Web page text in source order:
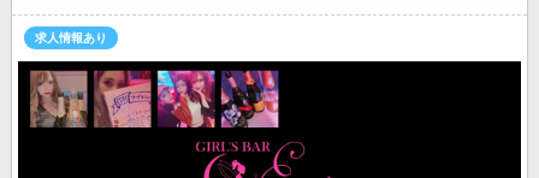
求人情報あり